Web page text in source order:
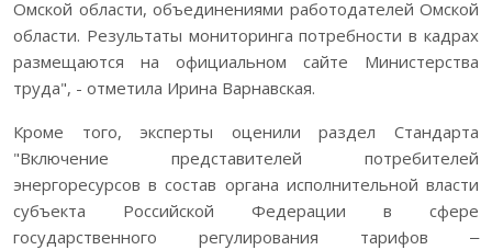
Омской области, объединениями работодателей Омской
области. Результаты мониторинга потребности в кадрах
размещаются на официальном сайте Министерства
труда", - отметила Ирина Варнавская.
Кроме того, эксперты оценили раздел Стандарта
"Включение представителей потребителей
энергоресурсов в состав органа исполнительной власти
субъекта Российской Федерации в сфере
государственного регулирования тарифов ‒